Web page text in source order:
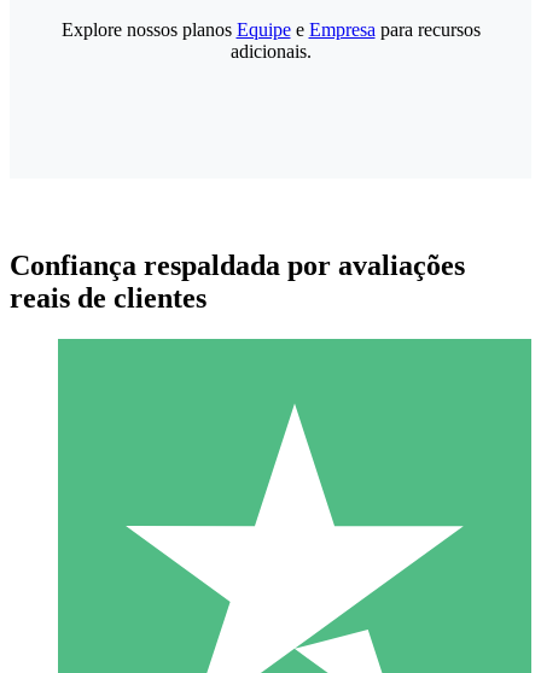
Pacotes de Créditos Individuais
Pague conforme o uso com créditos de download. Sem
1000
Explore nossos planos Equipee Empresa para recursos
adicionais.
Confiança respaldada por avaliações
reais de clientes